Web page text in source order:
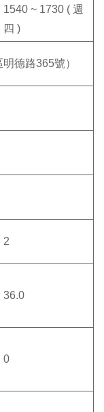
1540 ~ 1730 ( 週
四 )
德路365號）
2
36.0
0